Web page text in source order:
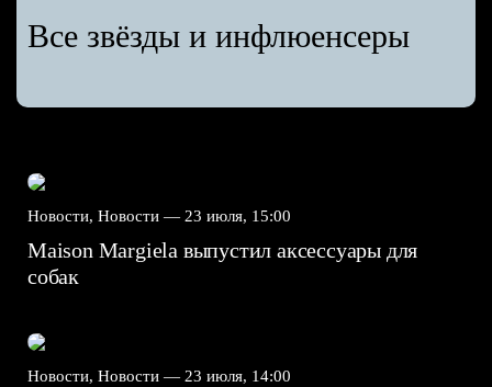
Все звёзды и инфлюенсеры
Новости, Новости — 23 июля, 15:00
Maison Margiela выпустил аксессуары для
собак
Новости, Новости — 23 июля, 14:00